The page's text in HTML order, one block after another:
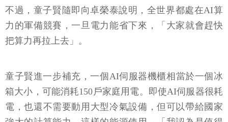
不過，童子賢隨即向卓榮泰說明，全世界都處在AI算
力的軍備競賽，一旦電力能省下來，「大家就會趕快
把算力再拉上去」。
童子賢進一步補充，一個AI伺服器機櫃相當於一個冰
箱大小，可能消耗150戶家庭用電。即使AI伺服器很耗
電，也還不需要動用大型冷氣設備，但可以帶給國家